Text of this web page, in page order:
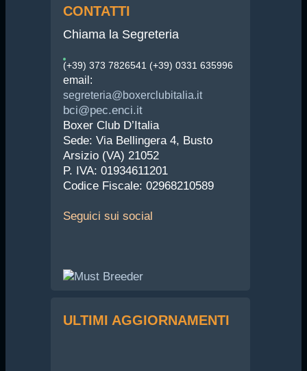
CONTATTI
Chiama la Segreteria
(+39) 373 7826541 (+39) 0331 635996
email:
segreteria@boxerclubitalia.it
bci@pec.enci.it
Boxer Club D’Italia
Sede: Via Bellingera 4, Busto
Arsizio (VA) 21052
P. IVA: 01934611201
Codice Fiscale: 02968210589
Seguici sui social
ULTIMI AGGIORNAMENTI